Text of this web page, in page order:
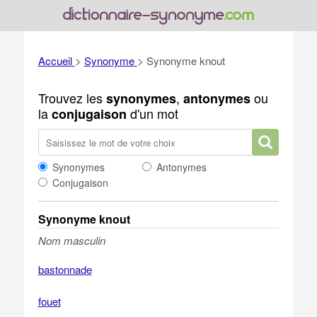
Accueil > Synonyme > Synonyme knout
Trouvez lessynonymes, antonymesou
laconjugaison d'un mot
Synonymes
Antonymes
Conjugaison
Synonyme knout
Nom masculin
bastonnade
fouet